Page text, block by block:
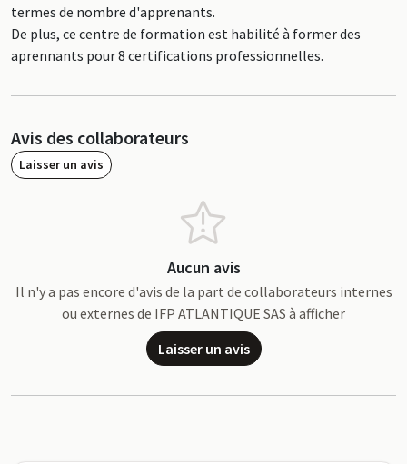
termes de nombre d'apprenants.
De plus, ce centre de formation est habilité à former des
aprennants pour 8 certifications professionnelles.
Avis des collaborateurs
Laisser un avis
Aucun avis
Il n'y a pas encore d'avis de la part de collaborateurs internes
ou externes de IFP ATLANTIQUE SAS à afficher
Laisser un avis